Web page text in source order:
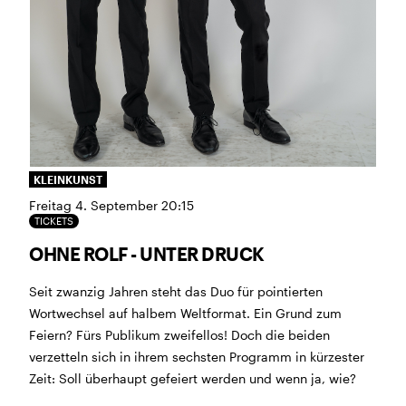
2.7. bis 3.9. geschlossen
ZMITTAG
2.7. bis 9.8. geschlossen
BAR+BISTRO
10.7. bis 1.8. findet ihr unsere Bar ab 18
Uhr im Geissenschachen
ab dem 10.8. sind wir wieder im Haus und freuen uns
auf euch <3
STADTFEST BRUGG
während dem
bleibt das Haus jeweils von Freitag Abend bis Montag
Reguläre Öffnungszeiten
KLEINKUNST
Freitag 4. September 20:15
TICKETS
OHNE ROLF - UNTER DRUCK
Seit zwanzig Jahren steht das Duo für pointierten
Wortwechsel auf halbem Weltformat. Ein Grund zum
Feiern? Fürs Publikum zweifellos! Doch die beiden
verzetteln sich in ihrem sechsten Programm in kürzester
Zeit: Soll überhaupt gefeiert werden und wenn ja, wie?